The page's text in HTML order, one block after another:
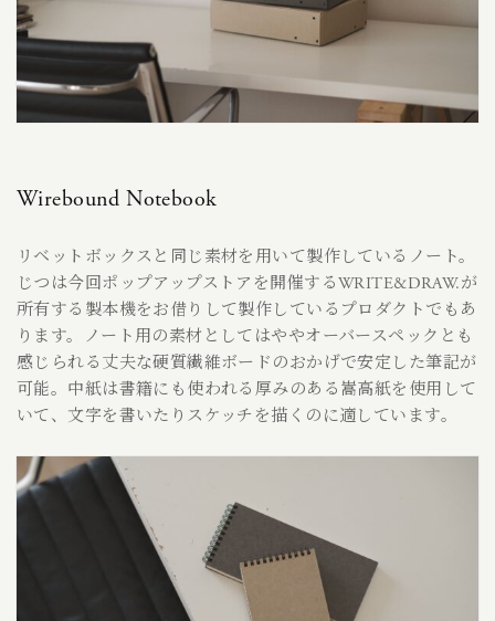
Wirebound Notebook
リベットボックスと同じ素材を用いて製作しているノート。
じつは今回ポップアップストアを開催するWRITE&DRAW.が
所有する製本機をお借りして製作しているプロダクトでもあ
ります。ノート用の素材としてはややオーバースペックとも
感じられる丈夫な硬質繊維ボードのおかげで安定した筆記が
可能。中紙は書籍にも使われる厚みのある嵩高紙を使用して
いて、文字を書いたりスケッチを描くのに適しています。